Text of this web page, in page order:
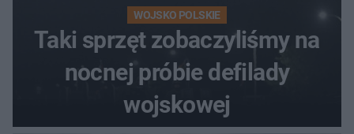
WOJSKO POLSKIE
Taki sprzęt zobaczyliśmy na
nocnej próbie defilady
wojskowej